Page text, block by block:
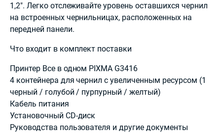
1,2". Легко отслеживайте уровень оставшихся чернил
на встроенных чернильницах, расположенных на
передней панели.
Что входит в комплект поставки
Принтер Все в одном PIXMA G3416
4 контейнера для чернил с увеличенным ресурсом (1
черный / голубой / пурпурный / желтый)
Кабель питания
Установочный CD-диск
Руководства пользователя и другие документы